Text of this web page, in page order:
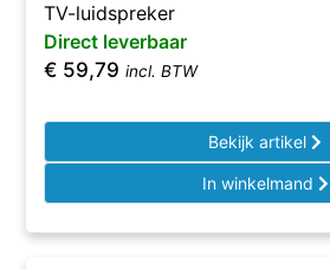
TV-luidspreker
Direct leverbaar
€ 59,79 incl. BTW
Bekijk artikel
In winkelmand